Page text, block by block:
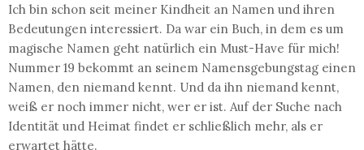
Ich bin schon seit meiner Kindheit an Namen und ihren
Bedeutungen interessiert. Da war ein Buch, in dem es um
magische Namen geht natürlich ein Must-Have für mich!
Nummer 19 bekommt an seinem Namensgebungstag einen
Namen, den niemand kennt. Und da ihn niemand kennt,
weiß er noch immer nicht, wer er ist. Auf der Suche nach
Identität und Heimat findet er schließlich mehr, als er
erwartet hätte.